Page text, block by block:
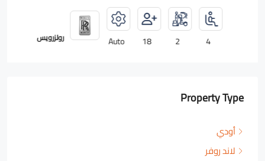
Auto رولزرويس
Property Type
أودي
لاند روفر